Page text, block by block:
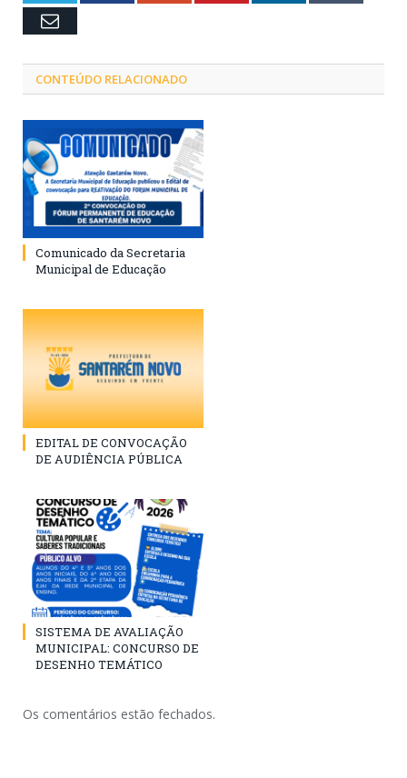
Email
CONTEÚDO RELACIONADO
Comunicado da Secretaria
Municipal de Educação
EDITAL DE CONVOCAÇÃO
DE AUDIÊNCIA PÚBLICA
SISTEMA DE AVALIAÇÃO
MUNICIPAL: CONCURSO DE
DESENHO TEMÁTICO
Os comentários estão fechados.